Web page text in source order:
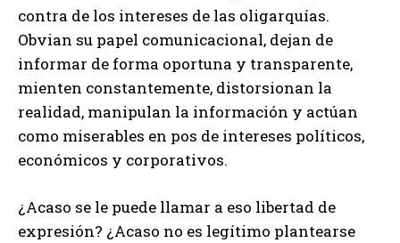
contra de los intereses de las oligarquías.
Obvian su papel comunicacional, dejan de
informar de forma oportuna y transparente,
mienten constantemente, distorsionan la
realidad, manipulan la información y actúan
como miserables en pos de intereses políticos,
económicos y corporativos.
¿Acaso se le puede llamar a eso libertad de
expresión? ¿Acaso no es legítimo plantearse